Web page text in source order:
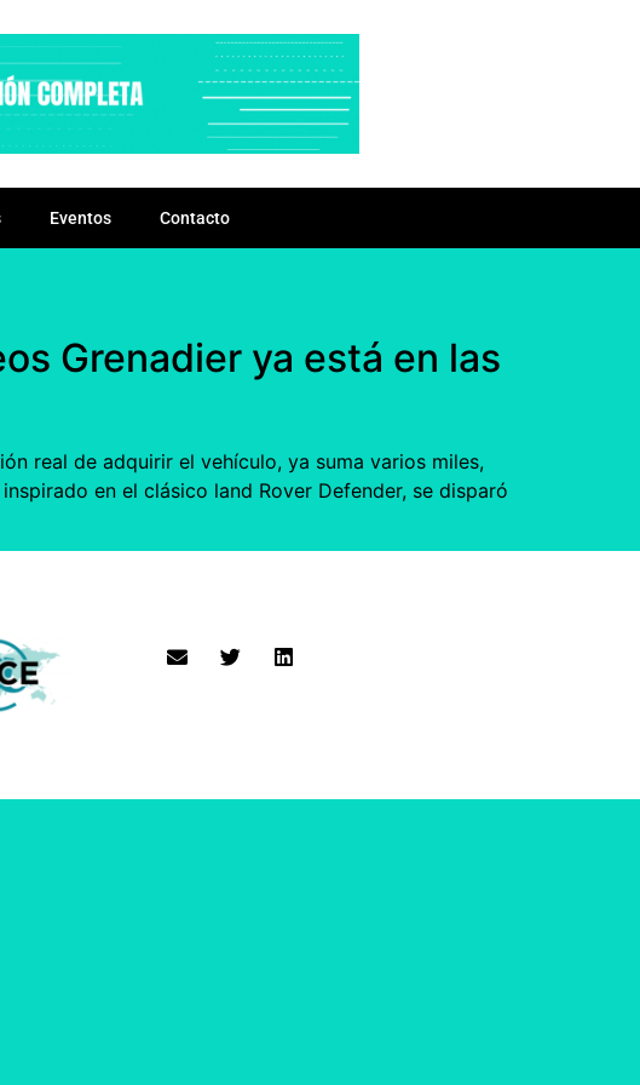
Eventos Contacto
Grenadier ya está en las
real de adquirir el vehículo, ya suma varios miles,
en el clásico land Rover Defender, se disparó